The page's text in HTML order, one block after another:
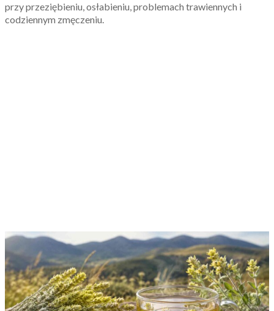
przy przeziębieniu, osłabieniu, problemach trawiennych i
codziennym zmęczeniu.